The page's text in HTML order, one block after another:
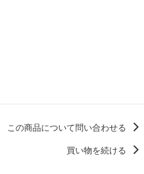
この商品について問い合わせる
買い物を続ける